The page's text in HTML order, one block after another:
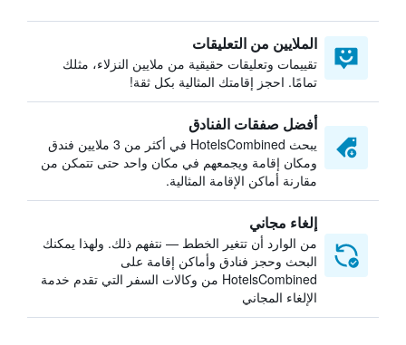
الملايين من التعليقات
تقييمات وتعليقات حقيقية من ملايين النزلاء، مثلك
تمامًا. احجز إقامتك المثالية بكل ثقة!
أفضل صفقات الفنادق
يبحث HotelsCombined في أكثر من 3 ملايين فندق
ومكان إقامة ويجمعهم في مكان واحد حتى تتمكن من
مقارنة أماكن الإقامة المثالية.
إلغاء مجاني
من الوارد أن تتغير الخطط — نتفهم ذلك. ولهذا يمكنك
البحث وحجز فنادق وأماكن إقامة على
HotelsCombined من وكالات السفر التي تقدم خدمة
الإلغاء المجاني